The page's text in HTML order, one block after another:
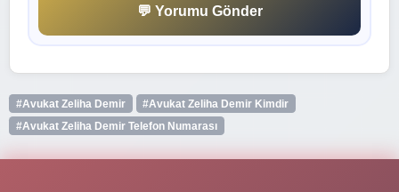
💬 Yorumu Gönder
#Avukat Zeliha Demir
#Avukat Zeliha Demir Kimdir
#Avukat Zeliha Demir Telefon Numarası